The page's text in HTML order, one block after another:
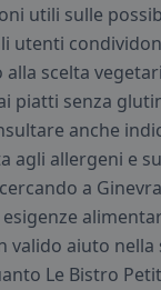
utili sulle
utenti
scelta
piatti senza
anche
agli allergeni e
a
valido aiuto nella
Le Bistro